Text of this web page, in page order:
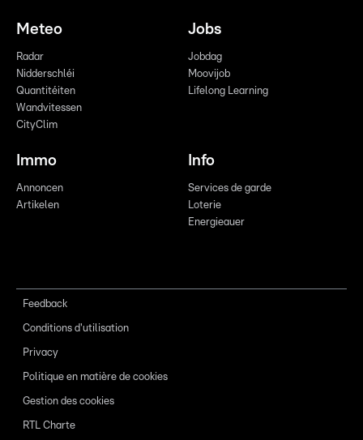
Meteo
Radar
Nidderschléi
Quantitéiten
Wandvitessen
CityClim
Jobs
Jobdag
Moovijob
Lifelong Learning
Immo
Annoncen
Artikelen
Info
Services de garde
Loterie
Energieauer
Feedback
Conditions d'utilisation
Privacy
Politique en matière de cookies
Gestion des cookies
RTL Charte